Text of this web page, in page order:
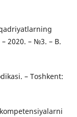
2020. – №3. – B.
– Toshkent: